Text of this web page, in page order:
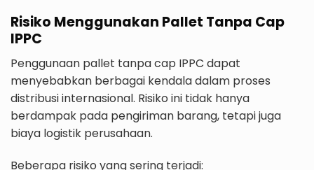
Risiko Menggunakan Pallet Tanpa Cap
IPPC
Penggunaan pallet tanpa cap IPPC dapat
menyebabkan berbagai kendala dalam proses
distribusi internasional. Risiko ini tidak hanya
berdampak pada pengiriman barang, tetapi juga
biaya logistik perusahaan.
Beberapa risiko yang sering terjadi: